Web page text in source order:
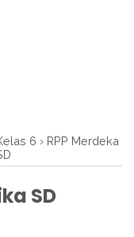
6 › RPP Merdeka
SD